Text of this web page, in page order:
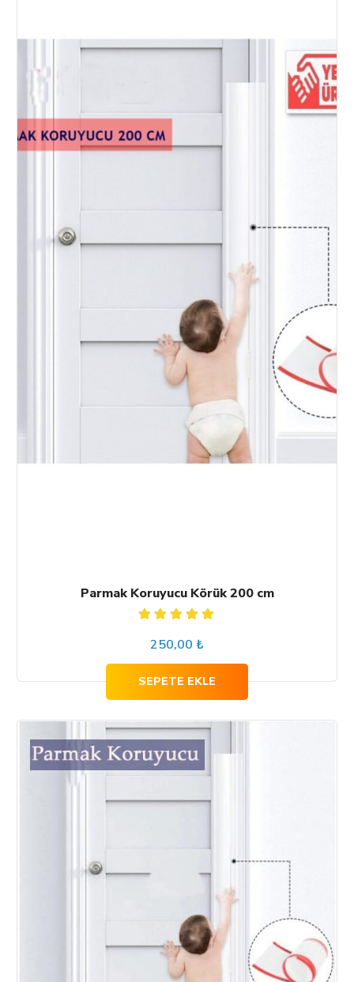
Parmak Koruyucu Körük 200 cm
üzerinden
5.00oy
aldı
250,00 ₺
SEPETE EKLE